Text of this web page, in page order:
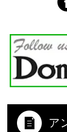
ア